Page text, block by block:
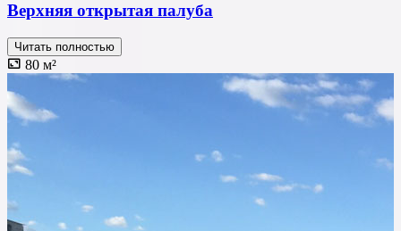
Верхняя открытая палуба
Читать полностью
80 м²